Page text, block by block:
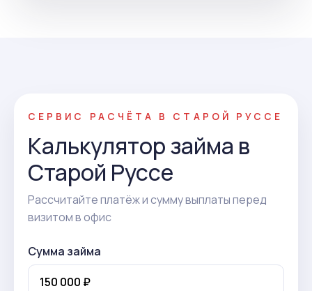
СЕРВИС РАСЧЁТА В СТАРОЙ РУССЕ
Калькулятор займа в
Старой Руссе
Рассчитайте платёж и сумму выплаты перед
визитом в офис
Сумма займа